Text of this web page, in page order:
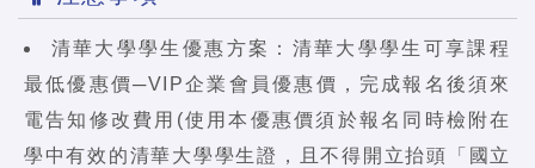
清華大學學生優惠方案：清華大學學生可享課程
最低優惠價─VIP企業會員優惠價，完成報名後須來
電告知修改費用(使用本優惠價須於報名同時檢附在
學中有效的清華大學學生證，且不得開立抬頭「國立